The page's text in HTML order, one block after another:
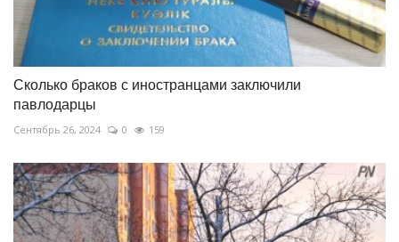
Сколько браков с иностранцами заключили
павлодарцы
Сентябрь 26, 2024 0 159